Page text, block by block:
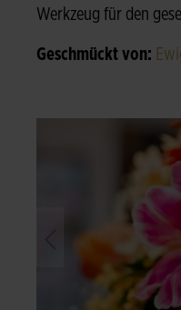
Werkzeug für den
Geschmückt von: